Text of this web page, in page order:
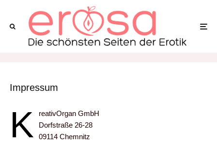
Impressum
k
reativOrgan GmbH
Dorfstraße 26-28
09114 Chemnitz